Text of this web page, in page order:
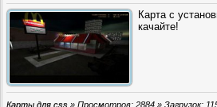
Карта с
качайте!
Карты для css » Просмотров: 2884 » Загрузок: